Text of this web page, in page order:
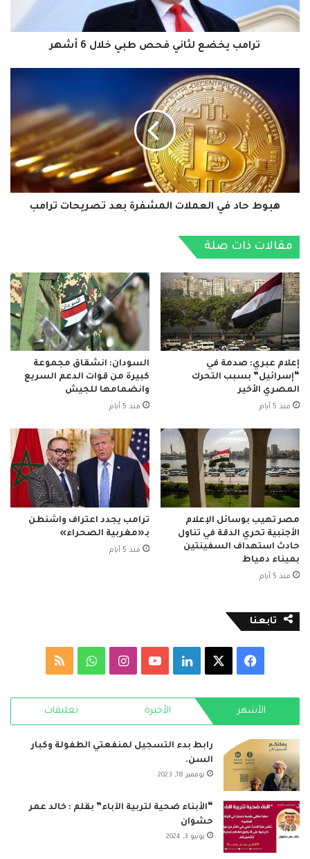
الأجنبي خلال الفترة الماضيه، وتوقعت أن يصل إجمالي الاحتياطي النقدي
شهر من المدفوعات الخارجية الحالية، مقارنة بـ 4.4 شهر في نهاية السنة
وألمحت فيتش إلى أنه “لم يُلاحظ تباين كبير بين أسعار الصرف الرسمية
والموازية منذ توحيدهما في مارس 2024، كما لا توجد تقارير عن تراكمات
في سوق الصرف الأجنبي”.
ولفتت الوكالة إلى تراجع التضخم في مصر 11.7% في سبتمبر، مقارنةً بـ
26.5% في العام السابق، نتيجةً “لتأثيرات فترة الأساس، وتباطؤ زيادة
أسعار المواد الغذائية، واستقرار سعر الصرف، وتشديد السياسة النقدية.
يعكس تحسن توقعات التضخم.
ورجحت فيتش خفض سعر الفائدة الأساسي من 21.5% إلى مستوى
يتماشى مع معدل حقيقي البالغ قرابة 4% بحلول السنة المالية 2027.
#الخبر_بين_يديك #صحيفة_العربي_الالكترونية
نسخ الرابط
أشهر
ترامب يخضع لثاني فحص طبي خلال 6 أشهر
العملات
المشفرة
تصريحات
ترامب
هبوط حاد في العملات المشفرة بعد تصريحات ترامب
مقالات ذات صلة
إعلام عبري: صدمة في
“إسرائيل” بسبب التحرك
المصري الأخير
منذ 5 أيام
السودان: انشقاق مجموعة
كبيرة من قوات الدعم السريع
وانضمامها للجيش
منذ 5 أيام
مصر تهيب بوسائل الإعلام
الأجنبية تحري الدقة في تناول
حادث استهداف السفينتين
بميناء دمياط
منذ 5 أيام
ترامب يجدد اعتراف واشنطن
بـ«مغربية الصحراء»
منذ 5 أيام
تابعنا
فيسبوك لينكدإن‫YouTubeانستقرامواتسابملخص
RSS الأشهر الأخيرة تعليقات
رابط بدء التسجيل لمنفعتي الطفولة وكبار
السن.
نوفمبر 18, 2023
“الأبناء ضحية لتربية الآباء” بقلم : خالد عمر
حشوان
يونيو 3, 2024